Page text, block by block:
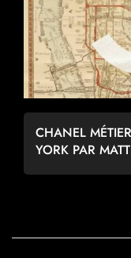
CHANEL
YORK PAR